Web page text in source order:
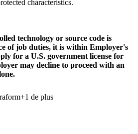
characteristics.
technology or source code is
of job duties, it is within Employer's
for a U.S. government license for
may decline to proceed with an
+1 de plus